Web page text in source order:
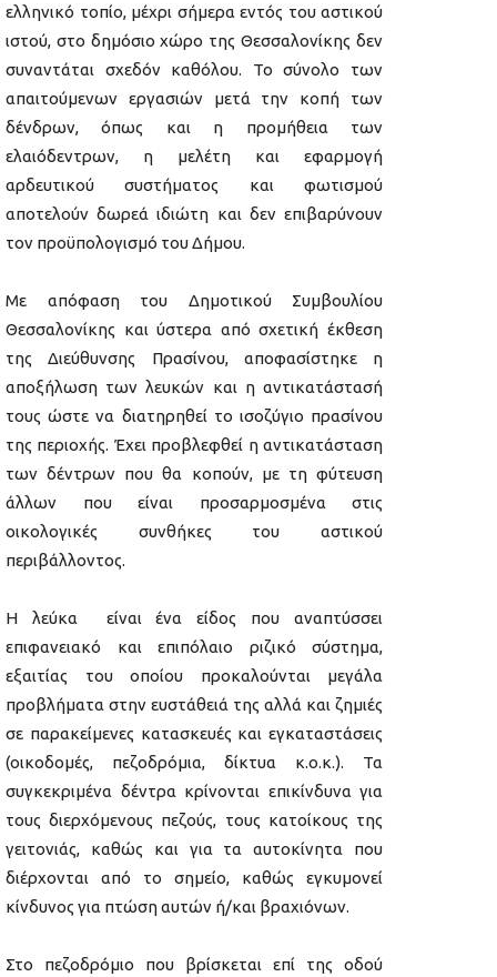
ελληνικό τοπίο, μέχρι σήμερα εντός του αστικού
ιστού, στο δημόσιο χώρο της Θεσσαλονίκης δεν
συναντάται σχεδόν καθόλου. Το σύνολο των
απαιτούμενων εργασιών μετά την κοπή των
δένδρων, όπως και η προμήθεια των
ελαιόδεντρων, η μελέτη και εφαρμογή
αρδευτικού συστήματος και φωτισμού
αποτελούν δωρεά ιδιώτη και δεν επιβαρύνουν
τον προϋπολογισμό του Δήμου.
Με απόφαση του Δημοτικού Συμβουλίου
Θεσσαλονίκης και ύστερα από σχετική έκθεση
της Διεύθυνσης Πρασίνου, αποφασίστηκε η
αποξήλωση των λευκών και η αντικατάστασή
τους ώστε να διατηρηθεί το ισοζύγιο πρασίνου
της περιοχής. Έχει προβλεφθεί η αντικατάσταση
των δέντρων που θα κοπούν, με τη φύτευση
άλλων που είναι προσαρμοσμένα στις
οικολογικές συνθήκες του αστικού
περιβάλλοντος.
Η λεύκα είναι ένα είδος που αναπτύσσει
επιφανειακό και επιπόλαιο ριζικό σύστημα,
εξαιτίας του οποίου προκαλούνται μεγάλα
προβλήματα στην ευστάθειά της αλλά και ζημιές
σε παρακείμενες κατασκευές και εγκαταστάσεις
(οικοδομές, πεζοδρόμια, δίκτυα κ.ο.κ.). Τα
συγκεκριμένα δέντρα κρίνονται επικίνδυνα για
τους διερχόμενους πεζούς, τους κατοίκους της
γειτονιάς, καθώς και για τα αυτοκίνητα που
διέρχονται από το σημείο, καθώς εγκυμονεί
κίνδυνος για πτώση αυτών ή/και βραχιόνων.
Στο πεζοδρόμιο που βρίσκεται επί της οδού